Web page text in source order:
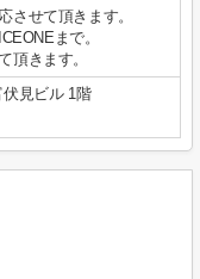
させて頂きます。
まで。
頂きます。
見ビル 1階